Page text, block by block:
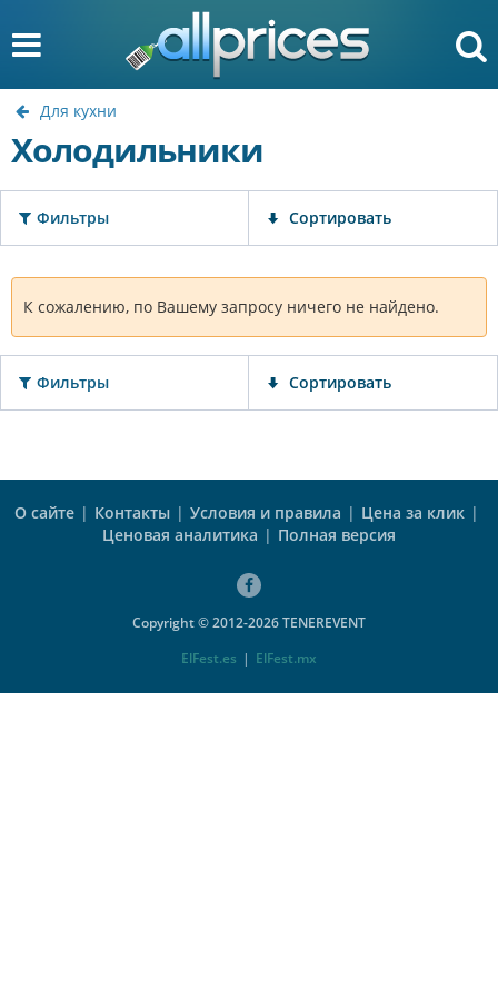
Для кухни
Холодильники
Фильтры Сортировать
К сожалению, по Вашему запросу ничего не найдено.
Фильтры Сортировать
О сайте | Контакты | Условия и правила | Цена за клик |
Ценовая аналитика | Полная версия
Copyright © 2012-2026 TENEREVENT
ElFest.es | ElFest.mx